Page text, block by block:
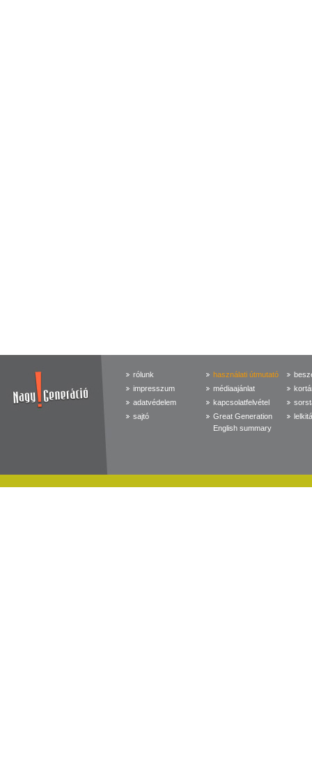
rólunk
impresszum
adatvédelem
sajtó
használati útmutató
médiaajánlat
kapcsolatfelvétel
Great Generation
English summary